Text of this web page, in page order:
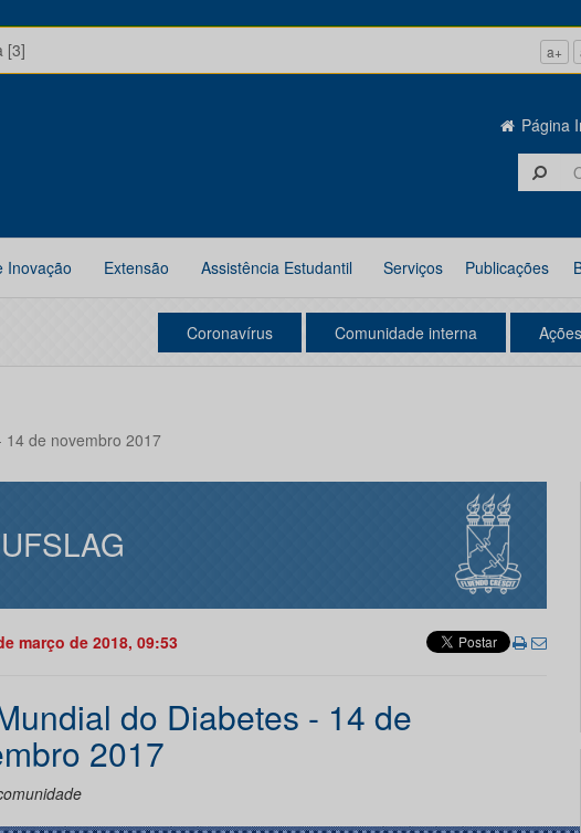
[3] a+
Página
Inovação Extensão Assistência Estudantil Serviços Publicações
Coronavírus Comunidade interna
14 de novembro 2017
março de 2018, 09:53
do Diabetes - 14 de
2017